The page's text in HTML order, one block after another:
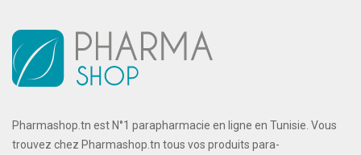
Pharmashop.tn est N°1 parapharmacie en ligne en Tunisie. Vous
trouvez chez Pharmashop.tn tous vos produits para-